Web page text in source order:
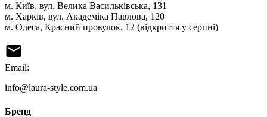
м. Київ, вул. Велика Васильківська, 131
м. Харків, вул. Академіка Павлова, 120
м. Одеса, Красний провулок, 12 (відкриття у серпні)
Email:
info@laura-style.com.ua
Бренд